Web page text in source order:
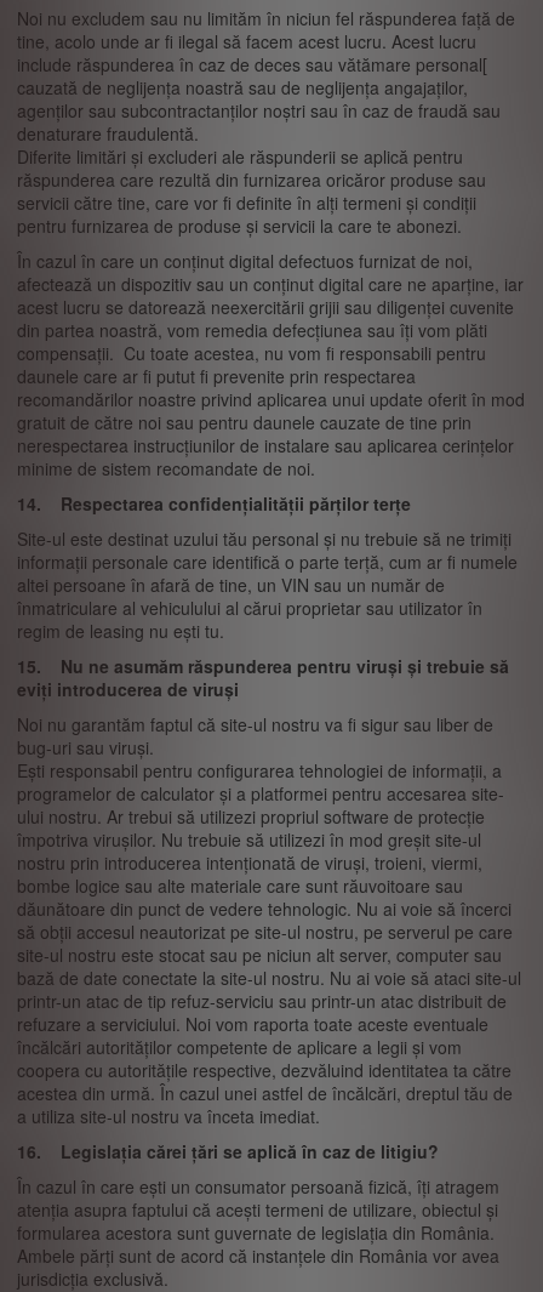
Noi nu excludem sau nu limităm în niciun fel răspunderea față de
tine, acolo unde ar fi ilegal să facem acest lucru. Acest lucru
include răspunderea în caz de deces sau vătămare personal[
cauzată de neglijența noastră sau de neglijența angajaților,
agenților sau subcontractanților noștri sau în caz de fraudă sau
denaturare fraudulentă.
Diferite limitări și excluderi ale răspunderii se aplică pentru
răspunderea care rezultă din furnizarea oricăror produse sau
servicii către tine, care vor fi definite în alți termeni și condiții
pentru furnizarea de produse și servicii la care te abonezi.
În cazul în care un conținut digital defectuos furnizat de noi,
afectează un dispozitiv sau un conținut digital care ne aparține, iar
acest lucru se datorează neexercitării grijii sau diligenței cuvenite
din partea noastră, vom remedia defecțiunea sau îți vom plăti
compensații. Cu toate acestea, nu vom fi responsabili pentru
daunele care ar fi putut fi prevenite prin respectarea
recomandărilor noastre privind aplicarea unui update oferit în mod
gratuit de către noi sau pentru daunele cauzate de tine prin
nerespectarea instrucțiunilor de instalare sau aplicarea cerințelor
minime de sistem recomandate de noi.
14. Respectarea confidențialității părților terțe
Site-ul este destinat uzului tău personal și nu trebuie să ne trimiți
informații personale care identifică o parte terță, cum ar fi numele
altei persoane în afară de tine, un VIN sau un număr de
înmatriculare al vehiculului al cărui proprietar sau utilizator în
regim de leasing nu ești tu.
15. Nu ne asumăm răspunderea pentru viruși și trebuie să
eviți introducerea de viruși
Noi nu garantăm faptul că site-ul nostru va fi sigur sau liber de
bug-uri sau viruși.
Ești responsabil pentru configurarea tehnologiei de informații, a
programelor de calculator și a platformei pentru accesarea site-
ului nostru. Ar trebui să utilizezi propriul software de protecție
împotriva virușilor. Nu trebuie să utilizezi în mod greșit site-ul
nostru prin introducerea intenționată de viruși, troieni, viermi,
bombe logice sau alte materiale care sunt răuvoitoare sau
dăunătoare din punct de vedere tehnologic. Nu ai voie să încerci
să obții accesul neautorizat pe site-ul nostru, pe serverul pe care
site-ul nostru este stocat sau pe niciun alt server, computer sau
bază de date conectate la site-ul nostru. Nu ai voie să ataci site-ul
printr-un atac de tip refuz-serviciu sau printr-un atac distribuit de
refuzare a serviciului. Noi vom raporta toate aceste eventuale
încălcări autorităților competente de aplicare a legii și vom
coopera cu autoritățile respective, dezvăluind identitatea ta către
acestea din urmă. În cazul unei astfel de încălcări, dreptul tău de
a utiliza site-ul nostru va înceta imediat.
16. Legislația cărei țări se aplică în caz de litigiu?
În cazul în care ești un consumator persoană fizică, îți atragem
atenția asupra faptului că acești termeni de utilizare, obiectul și
formularea acestora sunt guvernate de legislația din România.
Ambele părți sunt de acord că instanțele din România vor avea
jurisdicția exclusivă.